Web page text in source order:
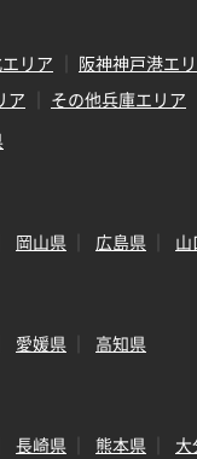
リア
阪神神戸港エ
ア
その他兵庫エリア
岡山県 広島県
愛媛県 高知県
長崎県 熊本県